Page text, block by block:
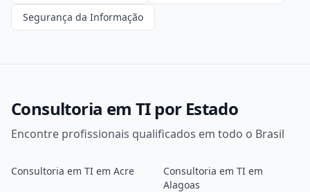
Segurança da Informação
Consultoria em TI por Estado
Encontre profissionais qualificados em todo o Brasil
Consultoria em TI em Acre
Consultoria em TI em
Alagoas